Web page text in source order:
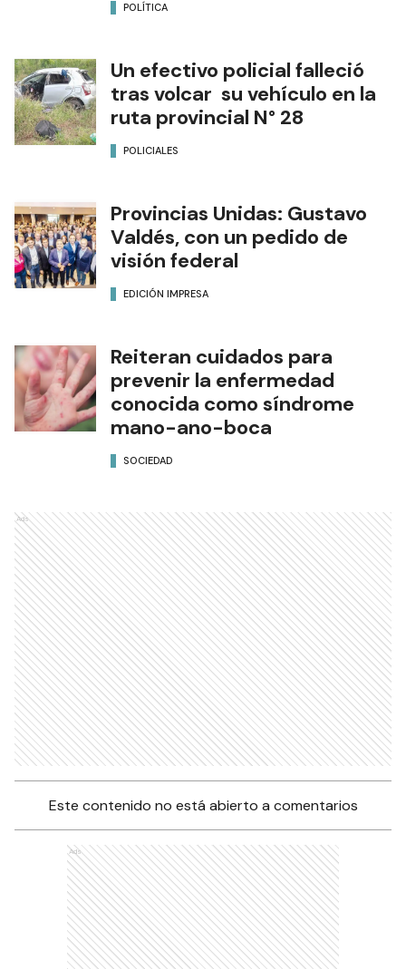
POLÍTICA
Un efectivo policial falleció
tras volcar su vehículo en la
ruta provincial N° 28
POLICIALES
Provincias Unidas: Gustavo
Valdés, con un pedido de
visión federal
EDICIÓN IMPRESA
Reiteran cuidados para
prevenir la enfermedad
conocida como síndrome
mano-ano-boca
SOCIEDAD
Ads
Este contenido no está abierto a comentarios
Ads